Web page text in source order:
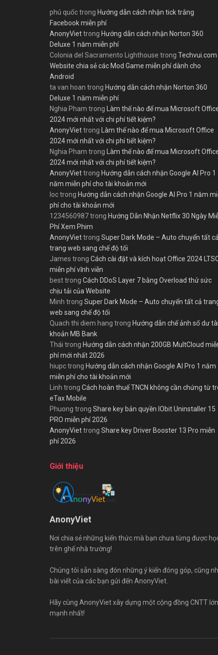
phú quốctrong Hướng dẫn cách nhận tick trắng
Facebook miễn phí
AnonyViettrong Hướng dẫn cách nhận Norton 360
Deluxe 1 năm miễn phí
Colonia del Sacramento Lighthouse trong Techvui.com
Website chia sẻ các Mod Game miễn phí dành cho
Android
ta van hoan trong Hướng dẫn cách nhận Norton 360
Deluxe 1 năm miễn phí
Nghia Pham trong Làm thế nào để mua Microsoft
2024 mới nhất với chi phí tiết kiệm?
AnonyViettrong Làm thế nào để mua Microsoft Office
2024 mới nhất với chi phí tiết kiệm?
Nghia Pham trong Làm thế nào để mua Microsoft
2024 mới nhất với chi phí tiết kiệm?
AnonyViettrong Hướng dẫn cách nhận Google AI Pro 1
năm miễn phí cho tài khoản mới
loctrong Hướng dẫn cách nhận Google AI Pro 1 năm
phí cho tài khoản mới
1234560987trong Hướng Dẫn Nhận Netflix 30 Ngày
Phí Xem Phim
AnonyViettrong Super Dark Mode – Auto chuyển tất cả
trang web sang chế độ tối
James trong Cách cài đặt và kích hoạt Office 2024
miễn phí vĩnh viễn
besttrong Cách DDoS Layer 7 bằng Overload thử sức
chịu tải của Website
Minh trong Super Dark Mode – Auto chuyển tất cả
web sang chế độ tối
Quach thi diem hang trong Hướng dẫn chế ảnh số dư tài
khoản MB Bank
Thái trong Hướng dẫn cách nhận 200GB MultCloud
phí mới nhất 2026
hiupctrong Hướng dẫn cách nhận Google AI Pro 1 năm
miễn phí cho tài khoản mới
Linh trong Cách hoàn thuế TNCN không cần chứng từ
eTax Mobile
Phuong trong Share key bản quyền IObit Uninstaller 15
PRO miễn phí 2026
AnonyViettrong Share key Driver Booster 13 Pro miễn
phí 2026
Giới thiệu
AnonyViet
Nơi chia sẻ những kiến thức mà bạn chưa từng được
trên ghế nhà trường!
Chúng tôi sẵn sàng đón những ý kiến đóng góp, cũng
bài viết của các bạn gửi đến AnonyViet.
Hãy cùng AnonyViet xây dựng một cộng đồng CNTT lớn
mạnh nhất!